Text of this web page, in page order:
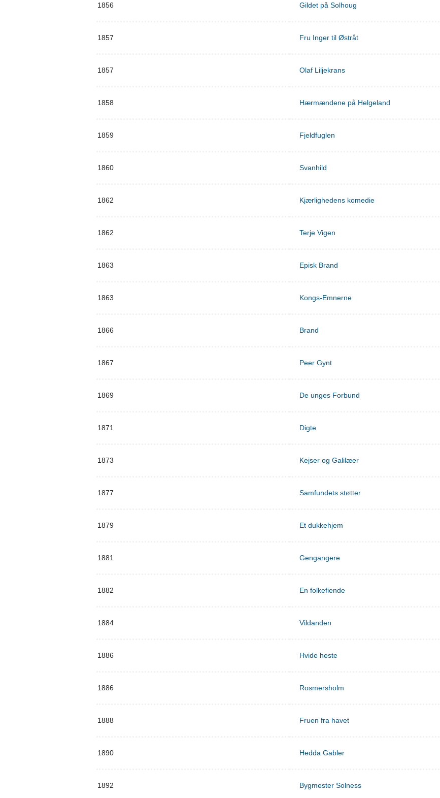
1856 Gildet på Solhoug
1857 Fru Inger til Østråt
1857 Olaf Liljekrans
1858 Hærmændene på Helgeland
1859 Fjeldfuglen
1860 Svanhild
1862 Kjærlighedens komedie
1862 Terje Vigen
1863 Episk Brand
1863 Kongs-Emnerne
1866 Brand
1867 Peer Gynt
1869 De unges Forbund
1871 Digte
1873 Kejser og Galilæer
1877 Samfundets støtter
1879 Et dukkehjem
1881 Gengangere
1882 En folkefiende
1884 Vildanden
1886 Hvide heste
1886 Rosmersholm
1888 Fruen fra havet
1890 Hedda Gabler
1892 Bygmester Solness